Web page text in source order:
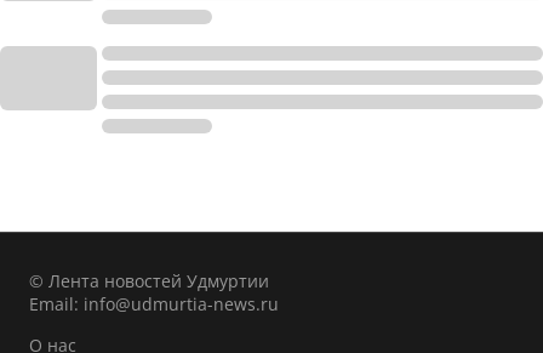
© Лента новостей Удмуртии
Email: info@udmurtia-news.ru
О нас